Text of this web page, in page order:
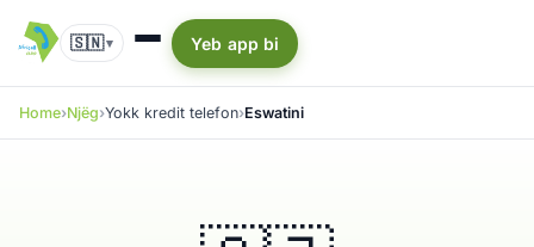
🇸🇳▾ Yeb app bi
Home Njëg Yokk kredit telefon Eswatini